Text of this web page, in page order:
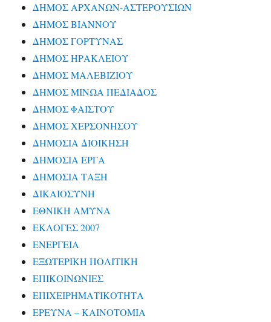
ΔΗΜΟΣ ΑΡΧΑΝΩΝ-ΑΣΤΕΡΟΥΣΙΩΝ
ΔΗΜΟΣ ΒΙΑΝΝΟΥ
ΔΗΜΟΣ ΓΟΡΤΥΝΑΣ
ΔΗΜΟΣ ΗΡΑΚΛΕΙΟΥ
ΔΗΜΟΣ ΜΑΛΕΒΙΖΙΟΥ
ΔΗΜΟΣ ΜΙΝΩΑ ΠΕΔΙΑΔΟΣ
ΔΗΜΟΣ ΦΑΙΣΤΟΥ
ΔΗΜΟΣ ΧΕΡΣΟΝΗΣΟΥ
ΔΗΜΟΣΙΑ ΔΙΟΙΚΗΣΗ
ΔΗΜΟΣΙΑ ΕΡΓΑ
ΔΗΜΟΣΙΑ ΤΑΞΗ
ΔΙΚΑΙΟΣΥΝΗ
ΕΘΝΙΚΗ ΑΜΥΝΑ
ΕΚΛΟΓΕΣ 2007
ΕΝΕΡΓΕΙΑ
ΕΞΩΤΕΡΙΚΗ ΠΟΛΙΤΙΚΗ
ΕΠΙΚΟΙΝΩΝΙΕΣ
ΕΠΙΧΕΙΡΗΜΑΤΙΚΟΤΗΤΑ
ΕΡΕΥΝΑ – ΚΑΙΝΟΤΟΜΙΑ